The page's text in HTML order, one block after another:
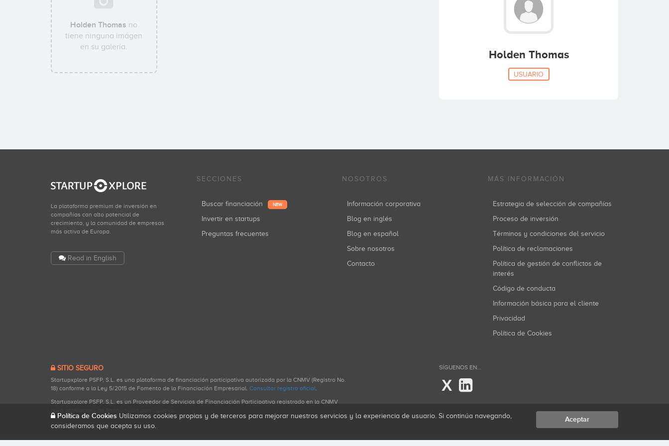
Holden Thomas no
tiene ninguna imágen
en su galería.
Holden Thomas
USUARIO
La plataforma premium de inversión en
compañías con alto potencial de
crecimiento, y la comunidad de empresas
más activa de Europa.
Read in English
SECCIONES
Buscar financiación NEW
Invertir en startups
Preguntas frecuentes
NOSOTROS
Información corporativa
Blog en inglés
Blog en español
Sobre nosotros
Contacto
MÁS INFORMACIÓN
Estrategia de selección de compañías
Proceso de inversión
Términos y condiciones del servicio
Política de reclamaciones
Política de gestión de conflictos de
interés
Código de conducta
Información básica para el cliente
Privacidad
Política de Cookies
SITIO SEGURO
Startupxplore PSFP, S.L. es una plataforma de financiación participativa autorizada por la CNMV (Registro No.
18) conforme a la Ley 5/2015 de Fomento de la Financiación Empresarial. Consultar registro oficial.
Startupxplore PSFP, S.L. es un Proveedor de Servicios de Financiación Participativa registrado en la CNMV
SÍGUENOS EN...
X
Política de Cookies Utilizamos cookies propias y de terceros para mejorar nuestros servicios y la experiencia de usuario. Si continúa navegando,
consideramos que acepta su uso.
Aceptar